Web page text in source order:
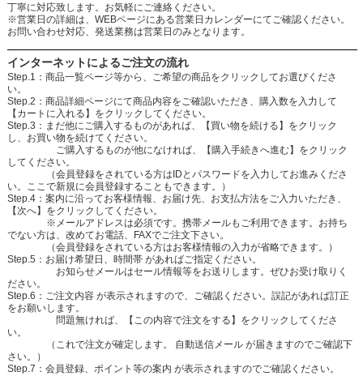
丁寧に対応致します。お気軽にご連絡ください。
※営業日の詳細は、WEBページにある営業日カレンダーにてご確認ください。
お問い合わせ対応、発送業務は営業日のみとなります。
インターネットによるご注文の流れ
Step.1：商品一覧ページ等から、ご希望の商品をクリックしてお選びくださ
い。
Step.2：商品詳細ページにて商品内容をご確認いただき、購入数を入力して
【カートに入れる】をクリックしてください。
Step.3：まだ他にご購入するものがあれば、【買い物を続ける】をクリック
し、お買い物を続けてください。
ご購入するものが他になければ、【購入手続きへ進む】をクリック
してください。
（会員登録をされている方はIDとパスワードを入力してお進みくださ
い。ここで新規に会員登録することもできます。）
Step.4：案内に沿ってお客様情報、お届け先、お支払方法をご入力いただき、
【次へ】をクリックしてください。
※メールアドレスは必須です。携帯メールもご利用できます。お持ち
でない方は、改めてお電話、FAXでご注文下さい。
（会員登録をされている方はお客様情報の入力が省略できます。）
Step.5：お届け希望日、時間帯 があればご指定ください。
お知らせメールはセール情報等をお送りします。ぜひお受け取りく
ださい。
Step.6：ご注文内容 が表示されますので、ご確認ください。誤記があれば訂正
をお願いします。
問題無ければ、【この内容で注文をする】をクリックしてくださ
い。
（これで注文が確定します。 自動送信メール が届きますのでご確認下
さい。）
Step.7：会員登録、ポイント等の案内 が表示されますのでご確認ください。